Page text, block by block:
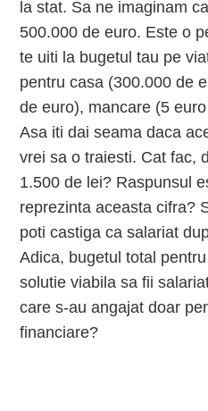
la stat. Sa ne imaginam
500.000 de euro. Este o
te uiti la bugetul tau pe
pentru casa (300.000 de
de euro), mancare (5
Asa iti dai seama daca
vrei sa o traiesti. Cat fac,
1.500 de lei? Raspunsul
reprezinta aceasta cifra?
poti castiga ca salariat
Adica, bugetul total
solutie viabila sa fii
care s-au angajat doar
financiare?